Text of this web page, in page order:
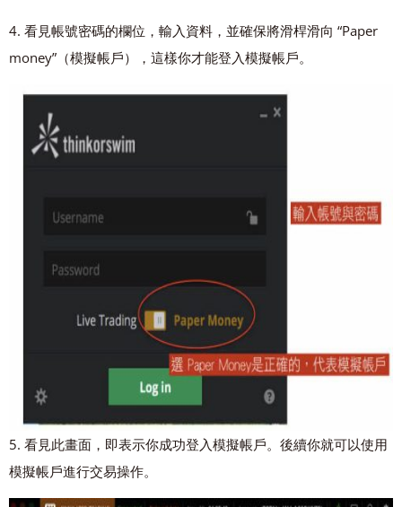
4. 看見帳號密碼的欄位，輸入資料，並確保將滑桿滑向 “Paper
money”（模擬帳戶），這樣你才能登入模擬帳戶。
5. 看見此畫面，即表示你成功登入模擬帳戶。後續你就可以使用
模擬帳戶進行交易操作。